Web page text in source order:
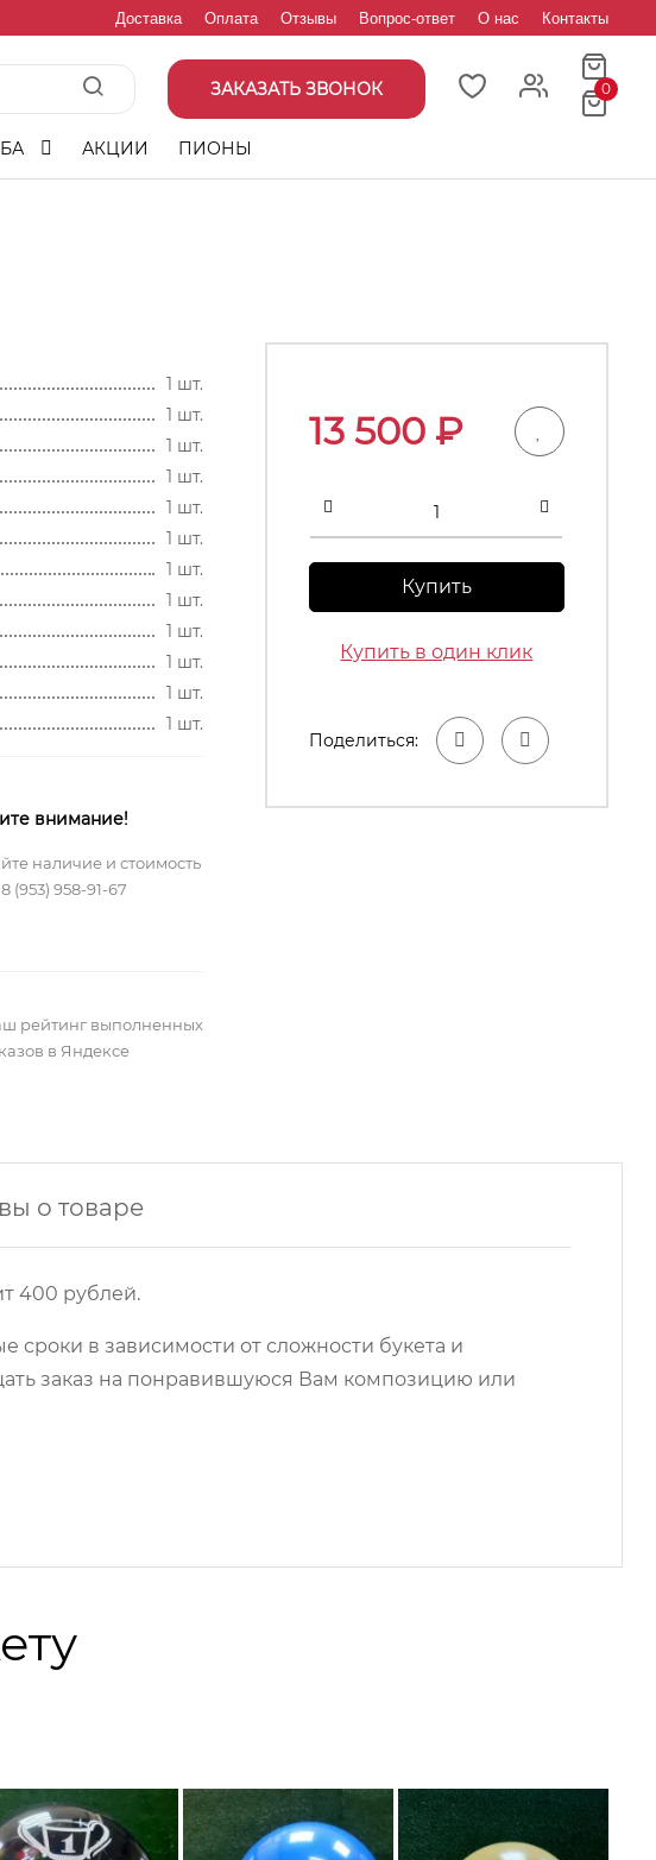
Доставка Оплата Отзывы Вопрос-ответ О нас Контакты
ЗАКАЗАТЬ ЗВОНОК 0
АКЦИИ ПИОНЫ
1 шт.
1 шт.
1 шт.
1 шт.
1 шт.
1 шт.
1 шт.
1 шт.
1 шт.
1 шт.
1 шт.
1 шт.
внимание!
наличие и стоимость
8 (953) 958-91-67
рейтинг выполненных
в Яндексе
13 500₽
Купить
Купить в один клик
Поделиться:
о товаре
400 рублей.
сроки в зависимости от сложности букета и
заказ на понравившуюся Вам композицию или